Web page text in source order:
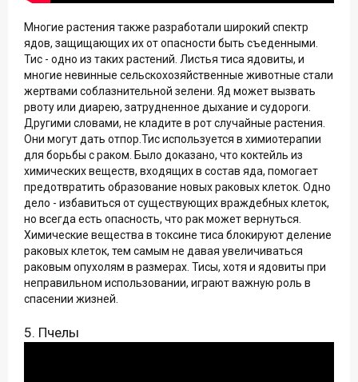
Многие растения также разработали широкий спектр
ядов, защищающих их от опасности быть съеденными.
Тис - одно из таких растений. Листья тиса ядовиты, и
многие невинные сельскохозяйственные животные стали
жертвами соблазнительной зелени. Яд может вызвать
рвоту или диарею, затрудненное дыхание и судороги.
Другими словами, не кладите в рот случайные растения.
Они могут дать отпор.Тис используется в химиотерапии
для борьбы с раком. Было доказано, что коктейль из
химических веществ, входящих в состав яда, помогает
предотвратить образование новых раковых клеток. Одно
дело - избавиться от существующих враждебных клеток,
но всегда есть опасность, что рак может вернуться.
Химические вещества в токсине тиса блокируют деление
раковых клеток, тем самым не давая увеличиваться
раковым опухолям в размерах. Тисы, хотя и ядовиты при
неправильном использовании, играют важную роль в
спасении жизней.
5. Пчелы